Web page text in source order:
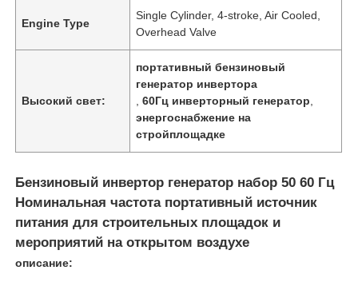
Engine Type
Single Cylinder, 4-stroke, Air Cooled,
Overhead Valve
Высокий свет:
портативный бензиновый
генератор инвертора
,60Гц инверторный генератор
энергоснабжение на
стройплощадке
Бензиновый инвертор генератор набор 50 60 Гц
Номинальная частота портативный источник
питания для строительных площадок и
мероприятий на открытом воздухе
описание: